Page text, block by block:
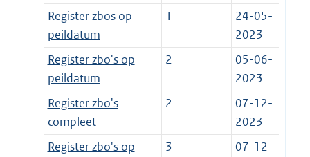
Register zbos op
peildatum
1
24-05-
2023
Register zbo's op
peildatum
2
05-06-
2023
Register zbo's
compleet
2
07-12-
2023
Register zbo's op
3
07-12-